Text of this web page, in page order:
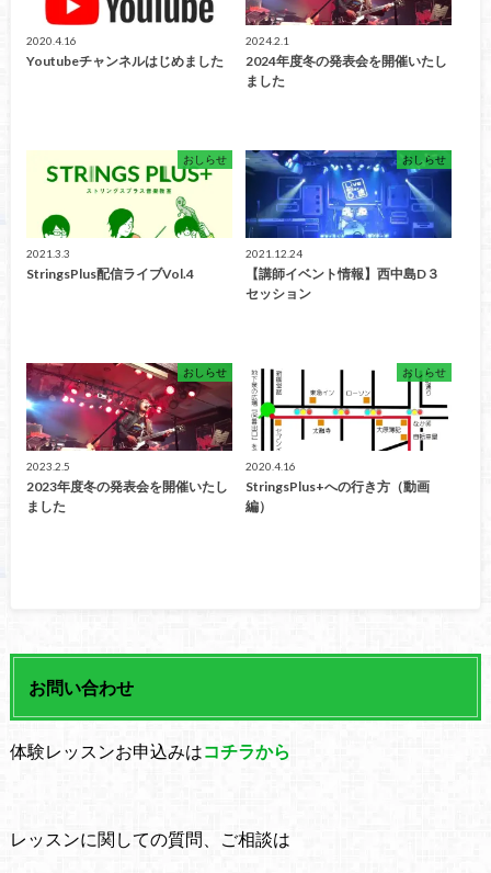
2020.4.16
Youtubeチャンネルはじめました
2024.2.1
2024年度冬の発表会を開催いたし
ました
おしらせ
2021.3.3
StringsPlus配信ライブVol.4
おしらせ
2021.12.24
【講師イベント情報】西中島D３
セッション
おしらせ
2023.2.5
2023年度冬の発表会を開催いたし
ました
おしらせ
2020.4.16
StringsPlus+への行き方（動画
編）
お問い合わせ
体験レッスンお申込みはコチラから
レッスンに関しての質問、ご相談は